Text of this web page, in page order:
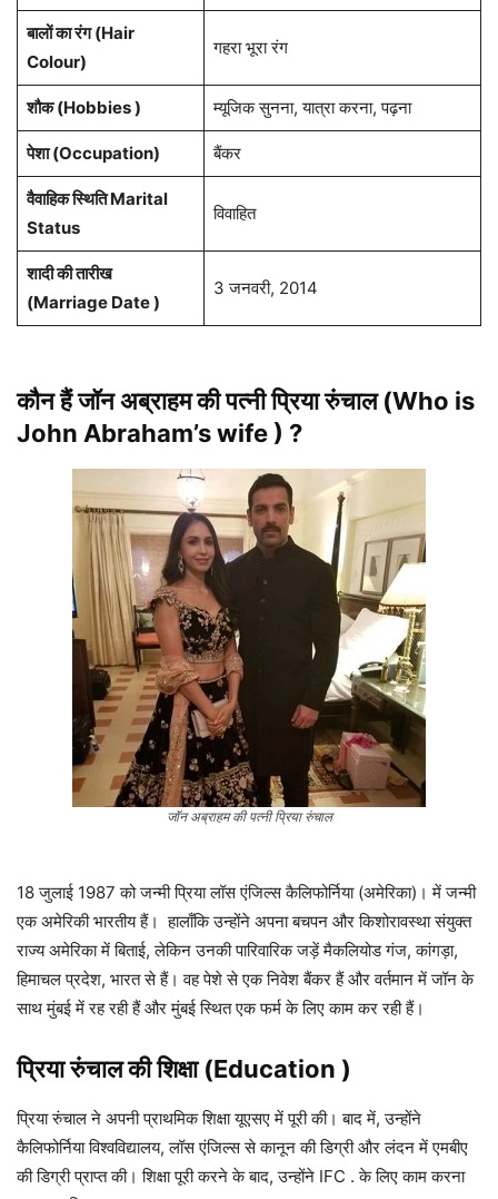
बालों का रंग (Hair
Colour)
गहरा भूरा रंग
शौक (Hobbies ) म्यूजिक सुनना, यात्रा करना, पढ़ना
पेशा(Occupation) बैंकर
वैवाहिक स्थिति Marital
Status
विवाहित
शादी की तारीख
(Marriage Date )
3 जनवरी, 2014
कौन हैं जॉन अब्राहम की पत्नी प्रिया रुंचाल (Who is
John Abraham’s wife ) ?
जॉन अब्राहम की पत्नी प्रिया रुंचाल
18 जुलाई 1987 को जन्मी प्रिया लॉस एंजिल्स कैलिफोर्निया (अमेरिका)। में जन्मी
एक अमेरिकी भारतीय हैं। हालाँकि उन्होंने अपना बचपन और किशोरावस्था संयुक्त
राज्य अमेरिका में बिताई, लेकिन उनकी पारिवारिक जड़ें मैकलियोड गंज, कांगड़ा,
हिमाचल प्रदेश, भारत से हैं। वह पेशे से एक निवेश बैंकर हैं और वर्तमान में जॉन के
साथ मुंबई में रह रही हैं और मुंबई स्थित एक फर्म के लिए काम कर रही हैं।
प्रिया रुंचाल की शिक्षा (Education )
प्रिया रुंचाल ने अपनी प्राथमिक शिक्षा यूएसए में पूरी की। बाद में, उन्होंने
कैलिफोर्निया विश्वविद्यालय, लॉस एंजिल्स से कानून की डिग्री और लंदन में एमबीए
की डिग्री प्राप्त की। शिक्षा पूरी करने के बाद, उन्होंने IFC . के लिए काम करना